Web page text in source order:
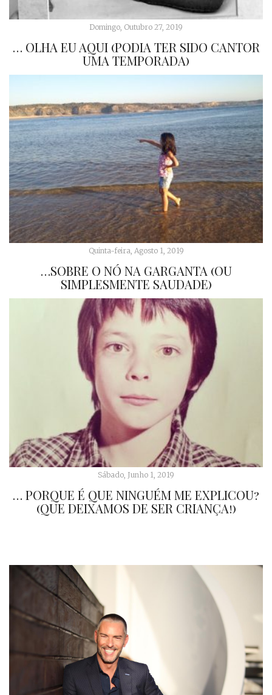
Domingo, Outubro 27, 2019
… OLHA EU AQUI (PODIA TER SIDO CANTOR
UMA TEMPORADA)
Quinta-feira, Agosto 1, 2019
…SOBRE O NÓ NA GARGANTA (OU
SIMPLESMENTE SAUDADE)
Sábado, Junho 1, 2019
… PORQUE É QUE NINGUÉM ME EXPLICOU?
(QUE DEIXAMOS DE SER CRIANÇA!)